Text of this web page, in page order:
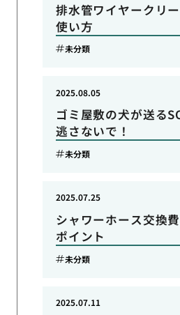
排水管ワイヤークリ
使い方
未分類
ゴミ屋敷の犬が送る
逃さないで！
2025.08.05
未分類
シャワーホース交換
ポイント
2025.07.25
未分類
2025.07.11